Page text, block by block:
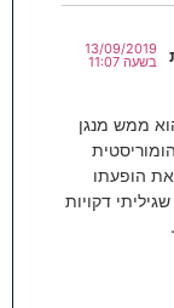
13/09/2019
בשעה 11:07
ממש מנגן
הופעתו
דקויות